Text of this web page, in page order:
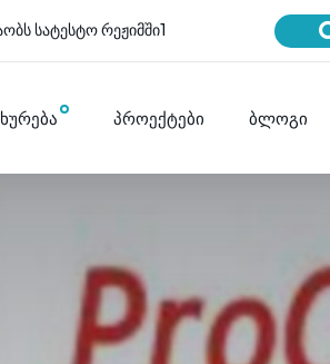
სატესტო რეჟიმში1
პროექტები ბლოგი